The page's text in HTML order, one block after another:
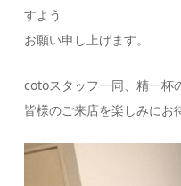
すよう
お願い申し上げます。
cotoスタッフ一同、精一杯
皆様のご来店を楽しみにお